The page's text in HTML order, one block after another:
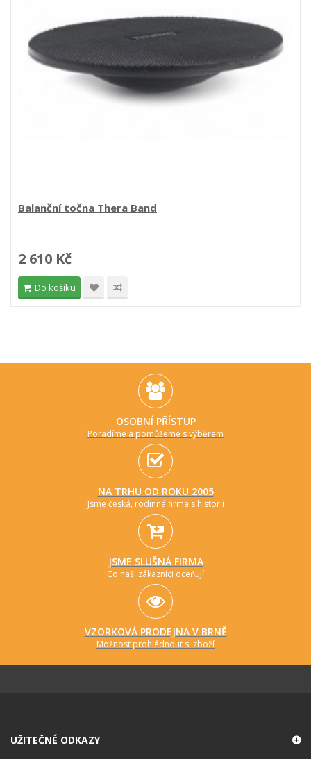
Balanční točna Thera Band
2 610 Kč
Do košíku
OSOBNÍ PŘÍSTUP
Poradíme a pomůžeme s výběrem
NA TRHU OD ROKU 2005
Jsme česká, rodinná firma s historií
JSME SLUŠNÁ FIRMA
Co naši zákazníci oceňují
VZORKOVÁ PRODEJNA V BRNĚ
Možnost prohlédnout si zboží
UŽITEČNÉ ODKAZY